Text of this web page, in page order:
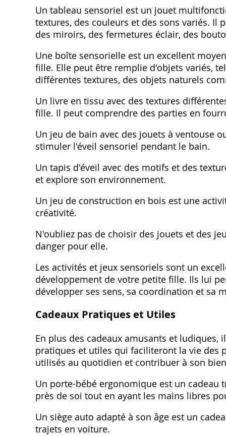
Un tableau sensoriel est un jouet
textures, des couleurs et des sons variés. Il
des miroirs, des fermetures éclair, des
Une boîte sensorielle est un excellent
fille. Elle peut être remplie d'objets variés,
différentes textures, des objets naturels
Un livre en tissu avec des textures
fille. Il peut comprendre des parties en
Un jeu de bain avec des jouets à ventouse
stimuler l'éveil sensoriel pendant le bain.
Un tapis d'éveil avec des motifs et des
et explore son environnement.
Un jeu de construction en bois est une
créativité.
N'oubliez pas de choisir des jouets et des
danger pour elle.
Les activités et jeux sensoriels sont un
développement de votre petite fille. Ils lui
développer ses sens, sa coordination et sa
Cadeaux Pratiques et Utiles
En plus des cadeaux amusants et
pratiques et utiles qui faciliteront la vie des
utilisés au quotidien et contribuer à son
Un porte-bébé ergonomique est un
près de soi tout en ayant les mains libres
Un siège auto adapté à son âge est un
trajets en voiture.